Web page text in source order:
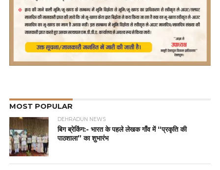
MOST POPULAR
DEHRADUN NEWS
बिग ब्रेकिंग:- भारत के पहले लेखक गाँव में “प्रकृति की
पाठशाला” का शुभारंभ